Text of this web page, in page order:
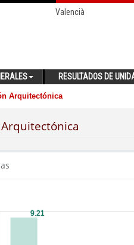
Valencià
RESULTADOS DE
Arquitectónica